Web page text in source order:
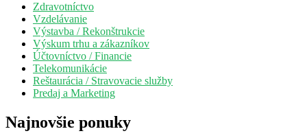
Zdravotníctvo
Vzdelávanie
Výstavba / Rekonštrukcie
Výskum trhu a zákazníkov
Účtovníctvo / Financie
Telekomunikácie
Reštaurácia / Stravovacie služby
Predaj a Marketing
Najnovšie ponuky